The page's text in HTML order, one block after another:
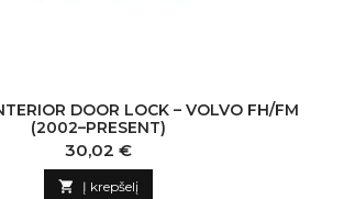
DOOR LOCK – VOLVO FH/FM
(2002–PRESENT)
Kaina
30,02 €
 Į krepšelį